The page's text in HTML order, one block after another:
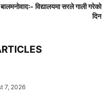
बालमनाेवादः- विद्यालयमा सरले गाली गरेको
दिन
7, 2026